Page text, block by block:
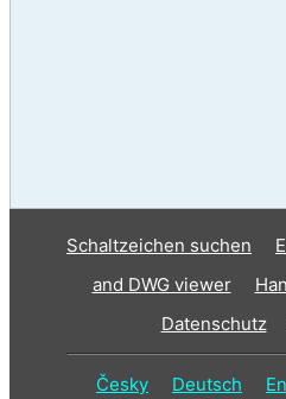
Schaltzeichen suchen
and DWG viewer
Datenschutz
Česky Deutsch